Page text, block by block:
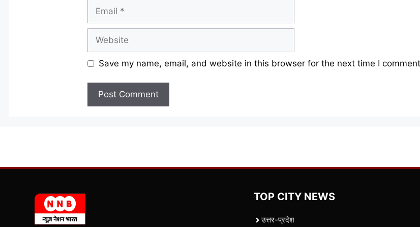
Save my name, email, and website in this browser for the next time I
TOP CITY NEWS
उत्तर-प्रदेश